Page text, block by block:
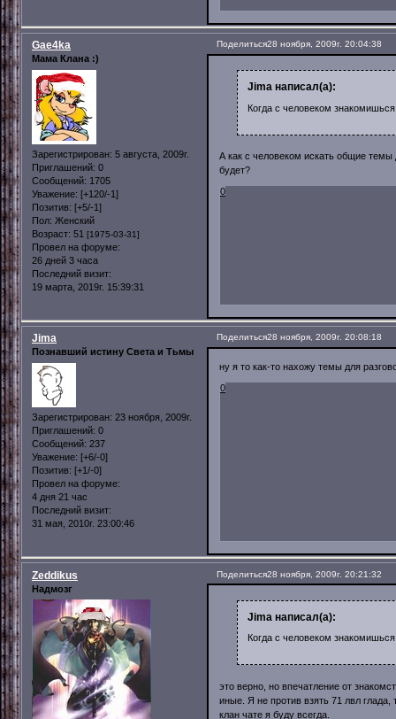
Поделиться28 ноября, 2009г. 20:04:38
Gae4ka
Мама Клана :)
Зарегистрирован: 5 августа, 2009г.
Приглашений: 0
Сообщений: 1705
Уважение: [+120/-1]
Позитив: [+5/-1]
Пол: Женский
Возраст: 51 [1975-03-31]
Провел на форуме:
26 дней 3 часа
Последний визит:
19 марта, 2019г. 15:39:31
Jima написал(а):
Когда с человеком
А как с человеком искать общие темы
будет?
0
Поделиться28 ноября, 2009г. 20:08:18
Jima
Познавший истину Света и Тьмы
Зарегистрирован: 23 ноября, 2009г.
Приглашений: 0
Сообщений: 237
Уважение: [+6/-0]
Позитив: [+1/-0]
Провел на форуме:
4 дня 21 час
Последний визит:
31 мая, 2010г. 23:00:46
ну я то как-то нахожу темы для
0
Поделиться28 ноября, 2009г. 20:21:32
Zeddikus
Надмозг
Jima написал(а):
Когда с человеком
это верно, но впечатление от
иные. Я не против взять 71 лвл глада,
клан чате я буду всегда.